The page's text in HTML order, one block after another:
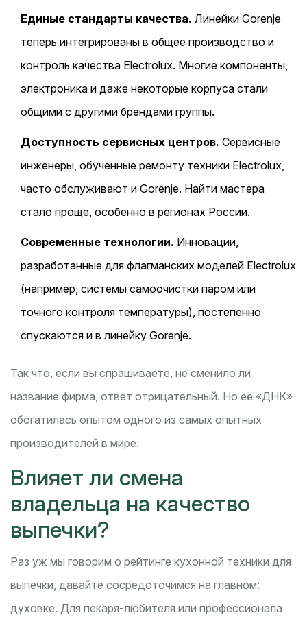
Единые стандарты качества. Линейки Gorenje
теперь интегрированы в общее производство и
контроль качества Electrolux. Многие компоненты,
электроника и даже некоторые корпуса стали
общими с другими брендами группы.
Доступность сервисных центров. Сервисные
инженеры, обученные ремонту техники Electrolux,
часто обслуживают и Gorenje. Найти мастера
стало проще, особенно в регионах России.
Современные технологии. Инновации,
разработанные для флагманских моделей Electrolux
(например, системы самоочистки паром или
точного контроля температуры), постепенно
спускаются и в линейку Gorenje.
Так что, если вы спрашиваете, не сменило ли
название фирма, ответ отрицательный. Но её «ДНК»
обогатилась опытом одного из самых опытных
производителей в мире.
Влияет ли смена
владельца на качество
выпечки?
Раз уж мы говорим о рейтинге кухонной техники для
выпечки, давайте сосредоточимся на главном:
духовке. Для пекаря-любителя или профессионала